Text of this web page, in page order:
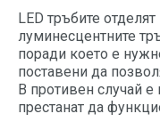
LED тръбите
луминесцентните
поради което е
поставени да
В противен случай
престанат да